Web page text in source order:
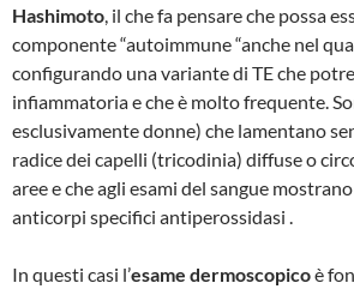
Hashimoto, il che fa pensare che possa
componente “autoimmune “anche nel
configurando una variante di TE che
infiammatoria e che è molto frequente.
esclusivamente donne) che lamentano
radice dei capelli (tricodinia) diffuse o
aree e che agli esami del sangue
anticorpi specifici antiperossidasi .
In questi casi l’esame dermoscopicoè